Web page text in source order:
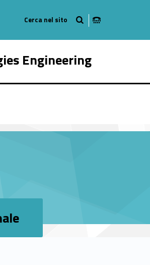
Engineering
76677-68